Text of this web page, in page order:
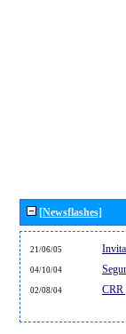
[Newsflashes]
21/06/05
04/10/04
02/08/04 CRR